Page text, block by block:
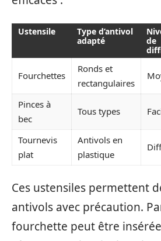
Ustensile
Type d’antivol
adapté
de
Fourchettes
Ronds et
rectangulaires
Pinces à
bec
Tous types
Tournevis
plat
Antivols en
plastique
Ces ustensiles permettent
antivols avec précaution.
fourchette peut être